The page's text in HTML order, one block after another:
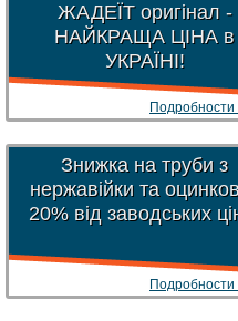
ЖАДЕЇТ оригінал -
НАЙКРАЩА ЦІНА в
УКРАЇНІ!
Подробности
Знижка на труби з
нержавійки та
20% від заводських
Подробности